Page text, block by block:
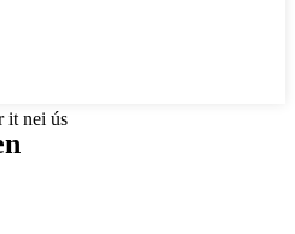
it nei ús